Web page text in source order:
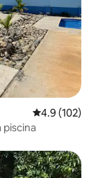
Calificación
4.9 (102)
piscina